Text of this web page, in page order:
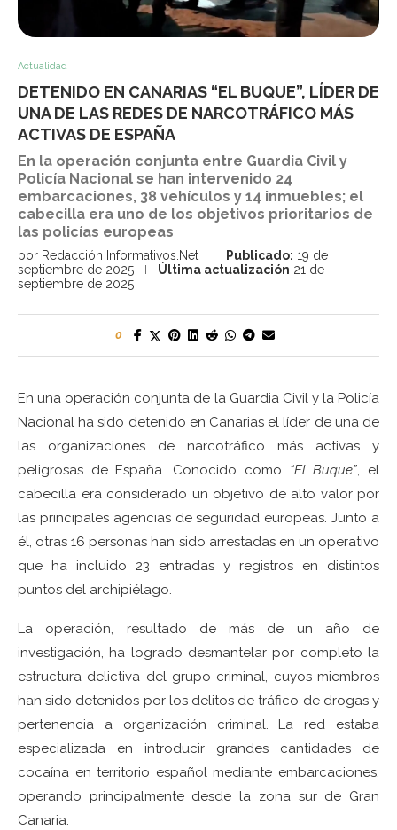
Actualidad
DETENIDO EN CANARIAS “EL BUQUE”, LÍDER DE
UNA DE LAS REDES DE NARCOTRÁFICO MÁS
ACTIVAS DE ESPAÑA
En la operación conjunta entre Guardia Civil y
Policía Nacional se han intervenido 24
embarcaciones, 38 vehículos y 14 inmuebles; el
cabecilla era uno de los objetivos prioritarios de
las policías europeas
por Redacción Informativos.Net Publicado: 19 de
septiembre de 2025
Última actualización 21 de
septiembre de 2025
0
En una operación conjunta de la Guardia Civil y la Policía
Nacional ha sido detenido en Canarias el líder de una de
las organizaciones de narcotráfico más activas y
peligrosas de España. Conocido como “El Buque”, el
cabecilla era considerado un objetivo de alto valor por
las principales agencias de seguridad europeas. Junto a
él, otras 16 personas han sido arrestadas en un operativo
que ha incluido 23 entradas y registros en distintos
puntos del archipiélago.
La operación, resultado de más de un año de
investigación, ha logrado desmantelar por completo la
estructura delictiva del grupo criminal, cuyos miembros
han sido detenidos por los delitos de tráfico de drogas y
pertenencia a organización criminal. La red estaba
especializada en introducir grandes cantidades de
cocaína en territorio español mediante embarcaciones,
operando principalmente desde la zona sur de Gran
Canaria.